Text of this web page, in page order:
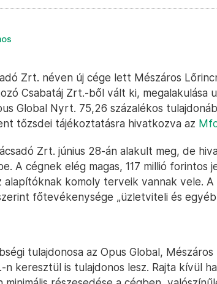
Zrt. néven új cége lett Mészáros
Csabatáj Zrt.-ből vált ki, megalakulása
Global Nyrt. 75,26 százalékos
tőzsdei tájékoztatásra hivatkozva az
Zrt. június 28-án alakult meg, de
A cégnek elég magas, 117 millió forintos
alapítóknak komoly terveik vannak vele. A
főtevékenysége „üzletviteli és
tulajdonosa az Opus Global,
n keresztül is tulajdonos lesz. Rajta kívül